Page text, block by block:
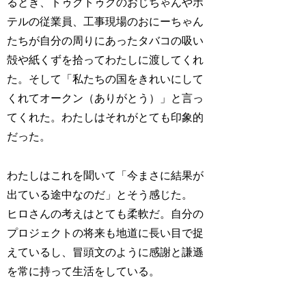
るとき、トゥクトゥクのおじちゃんやホ
テルの従業員、工事現場のおにーちゃん
たちが自分の周りにあったタバコの吸い
殻や紙くずを拾ってわたしに渡してくれ
た。そして「私たちの国をきれいにして
くれてオークン（ありがとう）」と言っ
てくれた。わたしはそれがとても印象的
だった。
わたしはこれを聞いて「今まさに結果が
出ている途中なのだ」とそう感じた。
ヒロさんの考えはとても柔軟だ。自分の
プロジェクトの将来も地道に長い目で捉
えているし、冒頭文のように感謝と謙遜
を常に持って生活をしている。